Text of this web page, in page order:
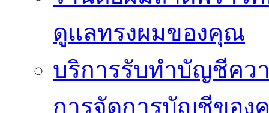
ดูแลทรงผมของคุณ
บริการรับทำบัญชีคว
การจัดการบัญชีของ